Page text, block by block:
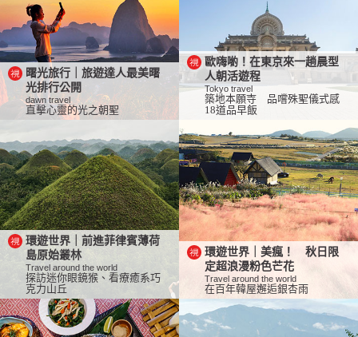
曙光旅行｜旅遊達人最美曙
光排行公開
dawn travel
直擊心靈的光之朝聖
歐嗨喲！在東京來一趟晨型
人朝活遊程
Tokyo travel
築地本願寺 品嚐殊聖儀式感
18道品早飯
環遊世界｜前進菲律賓薄荷
島原始叢林
Travel around the world
探訪迷你眼鏡猴、看療癒系巧
克力山丘
環遊世界｜美瘋！ 秋日限
定超浪漫粉色芒花
Travel around the world
在百年韓屋邂逅銀杏雨